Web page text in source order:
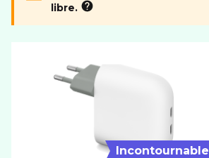
Résolution
CONNECTIVITÉ
Format carte SIM
MÉMOIRE
libre.
Incontournable